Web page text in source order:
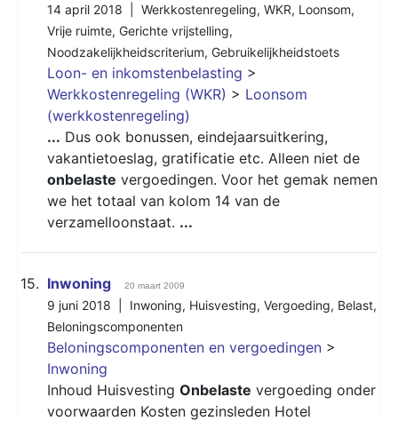
14 april 2018 | Werkkostenregeling, WKR, Loonsom,
Vrije ruimte, Gerichte vrijstelling,
Noodzakelijkheidscriterium, Gebruikelijkheidstoets
Loon- en inkomstenbelasting >
Werkkostenregeling (WKR) > Loonsom
(werkkostenregeling)
... Dus ook bonussen, eindejaarsuitkering,
vakantietoeslag, gratificatie etc. Alleen niet de
onbelaste vergoedingen. Voor het gemak nemen
we het totaal van kolom 14 van de
verzamelloonstaat. ...
15. Inwoning 20 maart 2009
9 juni 2018 | Inwoning, Huisvesting, Vergoeding, Belast,
Beloningscomponenten
Beloningscomponenten en vergoedingen >
Inwoning
Inhoud Huisvesting Onbelaste vergoeding onder
voorwaarden Kosten gezinsleden Hotel